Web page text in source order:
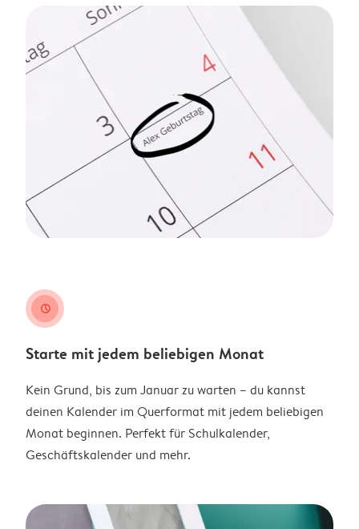
clock
Starte mit jedem beliebigen Monat
Kein Grund, bis zum Januar zu warten – du kannst
deinen Kalender im Querformat mit jedem beliebigen
Monat beginnen. Perfekt für Schulkalender,
Geschäftskalender und mehr.